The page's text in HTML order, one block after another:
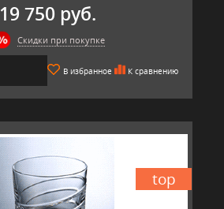
19 750 руб.
Скидки при покупке
В избранное К сравнению
top